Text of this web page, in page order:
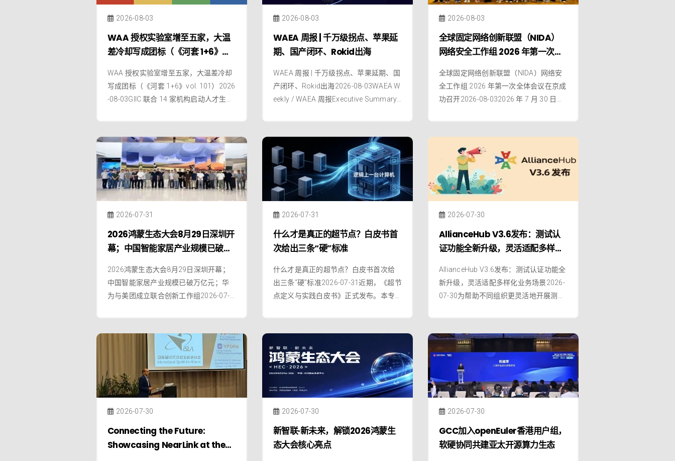
2026-08-03
WAA 授权实验室增至五家，大温
差冷却写成团标（《河套 1+6》
WAA 授权实验室增至五家，大温差冷却
写成团标（《河套 1+6》vol. 101）2026
-08-03GIIC 联合 14 家机构启动人才生态
织周刊第 101 期（2026年7月24日-2026
年7月
2026-08-03
WAEA 周报 | 千万级拐点、苹果延
期、国产闭环、Rokid出海
WAEA 周报 | 千万级拐点、苹果延期、国
产闭环、Rokid出海2026-08-03WAEA W
eekly / WAEA 周报Executive Summary |
着市场从萌芽期跨入规模化增长阶段；M
eta Q2财报首次打破淡季魔咒，AI眼镜
2026-08-03
全球固定网络创新联盟（NIDA）
网络安全工作组 2026 年第一次全
全球固定网络创新联盟（NIDA）网络安
全工作组 2026 年第一次全体会议在京成
功召开2026-08-032026 年 7 月 30 日，
成功召开。会议分别由工作组主席许玉
娜、副主席张小梅、秘书王秉政和刘春
池主持。工作组主席许玉娜全面介绍了
2026-07-31
2026鸿蒙生态大会8月29日深圳开
幕；中国智能家居产业规模已破万
作组
2026鸿蒙生态大会8月29日深圳开幕；
中国智能家居产业规模已破万亿元；华
为与美团成立联合创新工作组2026-07-3
新未来，解锁2026鸿蒙生态大会核心亮
点2026鸿蒙生态大会将于8月29日至30
日在深圳会展中心（福田）隆重举办。
本届大会的战略、
2026-07-31
什么才是真正的超节点？白皮书首
次给出三条“硬”标准
什么才是真正的超节点？白皮书首次给
出三条“硬”标准2026-07-31近期，《超节
点定义与实践白皮书》正式发布。本专
逐层拆解超节点的关键命题，系统呈现
超节点的底层逻辑与产业路径。欢迎持
续关注！前文回顾：在上一篇《为什么
现在需要超节点》中，我们从需求侧拆
解
2026-07-30
AllianceHub V3.6发布：测试认
证功能全新升级，灵活适配多样化
AllianceHub V3.6发布：测试认证功能全
新升级，灵活适配多样化业务场景2026-
07-30为帮助不同组织更灵活地开展测试
本次更新以灵活配置申请模板为核心，
组织可以根据自身管理方式以及不同认
证事项的实际需要，分别配置申请表
2026-07-30
Connecting the Future:
Showcasing NearLink at the
2026-07-30
新智联·新未来，解锁2026鸿蒙生
态大会核心亮点
2026-07-30
GCC加入openEuler香港用户组，
软硬协同共建亚太开源算力生态